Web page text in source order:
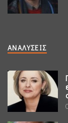
ΑΝΑΛΎΣΕΙΣ